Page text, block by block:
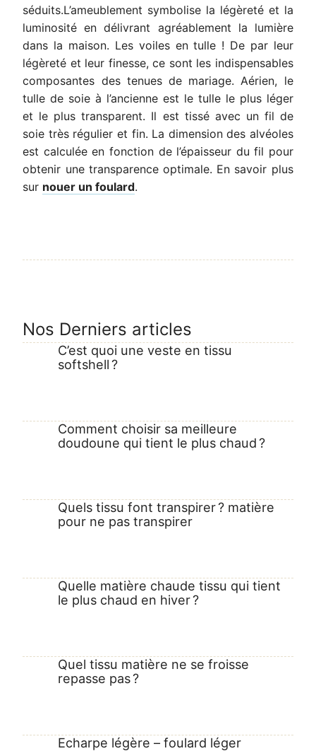
séduits.L’ameublement symbolise la légèreté et la
luminosité en délivrant agréablement la lumière
dans la maison. Les voiles en tulle ! De par leur
légèreté et leur finesse, ce sont les indispensables
composantes des tenues de mariage. Aérien, le
tulle de soie à l’ancienne est le tulle le plus léger
et le plus transparent. Il est tissé avec un fil de
soie très régulier et fin. La dimension des alvéoles
est calculée en fonction de l’épaisseur du fil pour
obtenir une transparence optimale. En savoir plus
sur nouer un foulard.
Nos Derniers articles
C’est quoi une veste en tissu
softshell ?
Comment choisir sa meilleure
doudoune qui tient le plus chaud ?
Quels tissu font transpirer ? matière
pour ne pas transpirer
Quelle matière chaude tissu qui tient
le plus chaud en hiver ?
Quel tissu matière ne se froisse
repasse pas ?
Echarpe légère – foulard léger